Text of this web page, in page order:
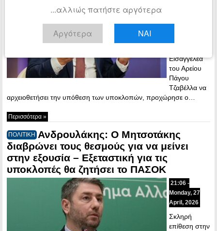
Εισαγγελέα
του Αρείου
Πάγου
Τζαβέλλα να
αρχειοθετήσει την υπόθεση των υποκλοπών, προχώρησε ο…
Περισσότερα »
ΠΟΛΙΤΙΚΗ Ανδρουλάκης: Ο Μητσοτάκης
διαβρώνει τους θεσμούς για να μείνει
στην εξουσία – Εξεταστική για τις
υποκλοπές θα ζητήσει το ΠΑΣΟΚ
21:06 -
Monday, 27
April, 2026
Σκληρή
επίθεση στην
...αλλιώς πατήστε αργότερα
Αργότερα ΝΑΙ